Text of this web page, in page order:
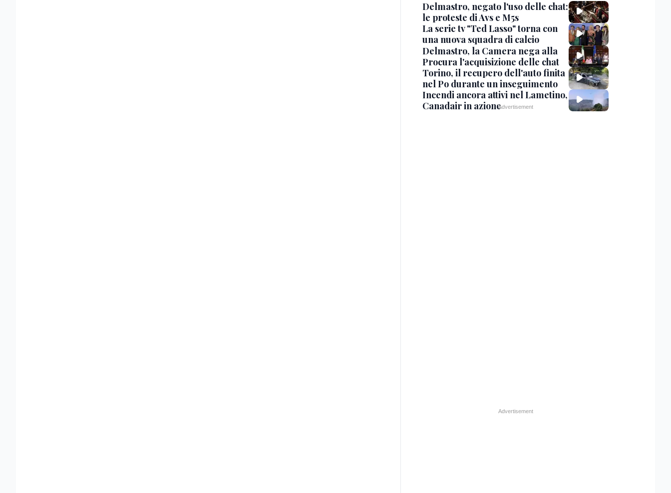
Delmastro, negato l'uso delle chat:
le proteste di Avs e M5s
La serie tv "Ted Lasso" torna con
una nuova squadra di calcio
Delmastro, la Camera nega alla
Procura l'acquisizione delle chat
Torino, il recupero dell'auto finita
nel Po durante un inseguimento
Incendi ancora attivi nel Lametino,
Canadair in azione